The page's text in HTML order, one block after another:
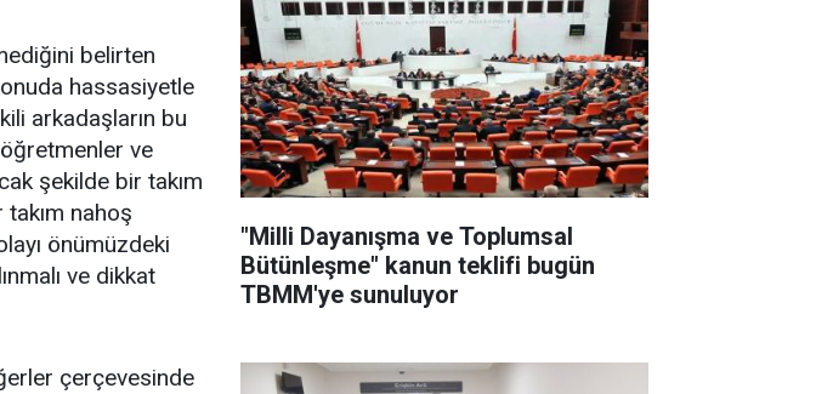
belirten
hassasiyetle
arkadaşların bu
ve
şekilde bir takım
nahoş
önümüzdeki
ve dikkat
çerçevesinde
"Milli Dayanışma ve Toplumsal
Bütünleşme" kanun teklifi bugün
TBMM'ye sunuluyor